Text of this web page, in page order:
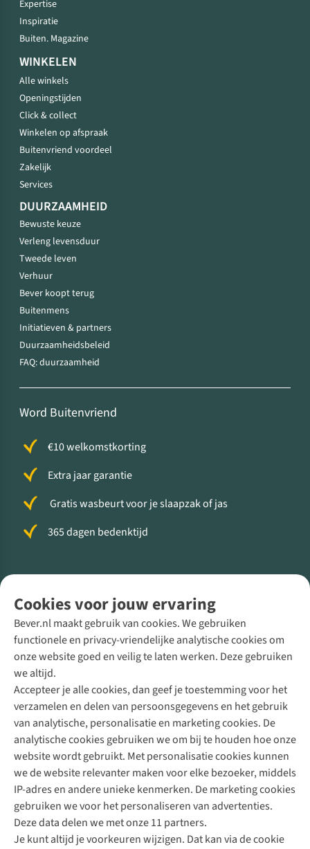
Cookies voor jouw ervaring
Bever.nl maakt gebruik van cookies. We gebruiken
functionele en privacy-vriendelijke analytische cookies om
onze website goed en veilig te laten werken. Deze gebruiken
we altijd.
Accepteer je alle cookies, dan geef je toestemming voor het
verzamelen en delen van persoonsgegevens en het gebruik
van analytische, personalisatie en marketing cookies. De
analytische cookies gebruiken we om bij te houden hoe onze
website wordt gebruikt. Met personalisatie cookies kunnen
we de website relevanter maken voor elke bezoeker, middels
IP-adres en andere unieke kenmerken. De marketing cookies
gebruiken we voor het personaliseren van advertenties.
Deze data delen we met onze 11 partners.
Je kunt altijd je voorkeuren wijzigen. Dat kan via de cookie
Expertise
Inspiratie
Buiten. Magazine
WINKELEN
Alle winkels
Openingstijden
Click & collect
Winkelen op afspraak
Buitenvriend voordeel
Zakelijk
Services
DUURZAAMHEID
Bewuste keuze
Verleng levensduur
Tweede leven
Verhuur
Bever koopt terug
Buitenmens
Initiatieven & partners
Duurzaamheidsbeleid
FAQ: duurzaamheid
Word Buitenvriend
€10 welkomstkorting
Extra jaar garantie
Gratis wasbeurt voor je slaapzak of jas
365 dagen bedenktijd
Direct advies van een Buitenexpert
+31 (0)85 888 50 88
+31 6 12 28 49 80
Contactformulier